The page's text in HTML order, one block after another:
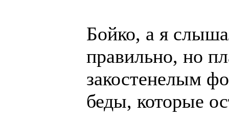
Бойко, а я
правильно, но
закостенелым
беды, которые